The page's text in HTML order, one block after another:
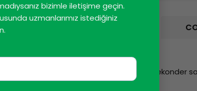
bizimle iletişime geçin.
uzmanlarımız istediğiniz
ana açıklığından (P1 / P2) geçer. Sekonder